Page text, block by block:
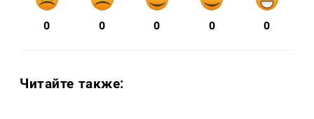
0 0 0 0 0
Читайте также: